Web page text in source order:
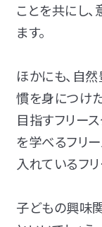
ことを共にし
ます。
ほかにも、自
慣を身につけ
目指すフリース
を学べるフリー
入れているフ
子どもの興味